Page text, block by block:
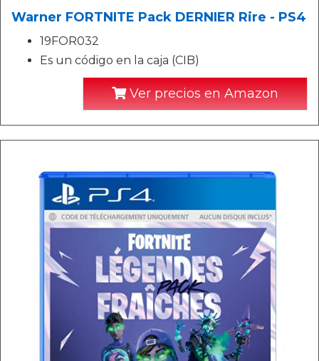
Warner FORTNITE Pack DERNIER Rire - PS4
19FOR032
Es un código en la caja (CIB)
Ver precios en Amazon